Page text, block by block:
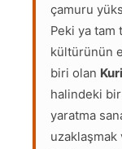
çamuru
Peki ya tam
kültürünün
biri olan
halindeki
yaratma